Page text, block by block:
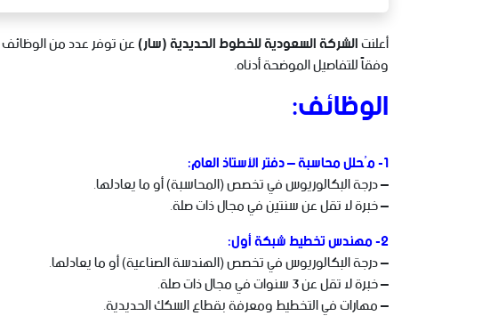
أعلنتالشركة السعودية للخطوط الحديدية (سار)عن توفر عدد من الوظائف
وفقاً للتفاصيل الموضحة أدناه.
الوظائف:
1- مُحلل محاسبة – دفتر الأستاذ العام:
– درجة البكالوريوس في تخصص (المحاسبة) أو ما يعادلها.
– خبرة لا تقل عن سنتين في مجال ذات صلة.
2- مهندس تخطيط شبكة أول:
– درجة البكالوريوس في تخصص (الهندسة الصناعية) أو ما يعادلها.
– خبرة لا تقل عن 3 سنوات في مجال ذات صلة.
– مهارات في التخطيط ومعرفة بقطاع السكك الحديدية.